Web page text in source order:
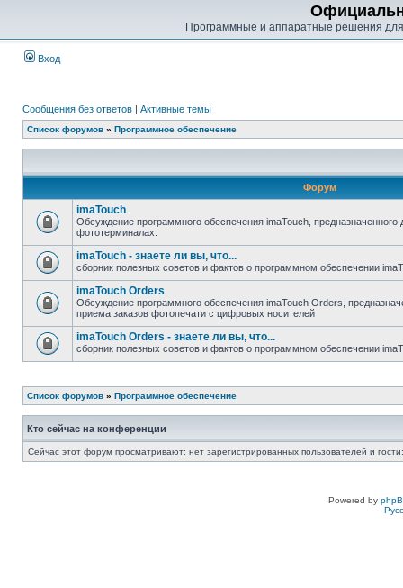
Программные и аппаратные решения
Вход
Сообщения без ответов | Активные темы
Список форумов » Программное обеспечение
Форум
imaTouch
Обсуждение программного обеспечения imaTouch, предназначенного
фототерминалах.
imaTouch - знаете ли вы, что...
сборник полезных советов и фактов о программном обеспечении
imaTouch Orders
Обсуждение программного обеспечения imaTouch Orders,
приема заказов фотопечати с цифровых носителей
imaTouch Orders - знаете ли вы, что...
сборник полезных советов и фактов о программном обеспечении
Список форумов » Программное обеспечение
Кто сейчас на конференции
Сейчас этот форум просматривают: нет зарегистрированных пользователей и
Powered by